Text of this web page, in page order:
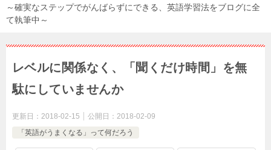
～確実なステップでがんばらずにできる、英語学習法をブログに全
て執筆中～
レベルに関係なく、「聞くだけ時間」を無
駄にしていませんか
更新日： 2018-02-15 公開日： 2018-02-09
「英語がうまくなる」って何だろう